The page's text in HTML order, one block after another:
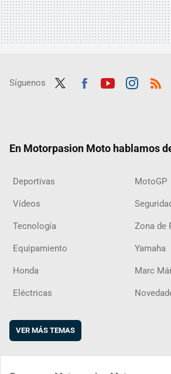
Síguenos
En Motorpasion Moto hablamos
Deportivas MotoGP
Vídeos
Tecnología Zona de
Equipamiento Yamaha
Honda Marc
Eléctricas
VER MÁS TEMAS